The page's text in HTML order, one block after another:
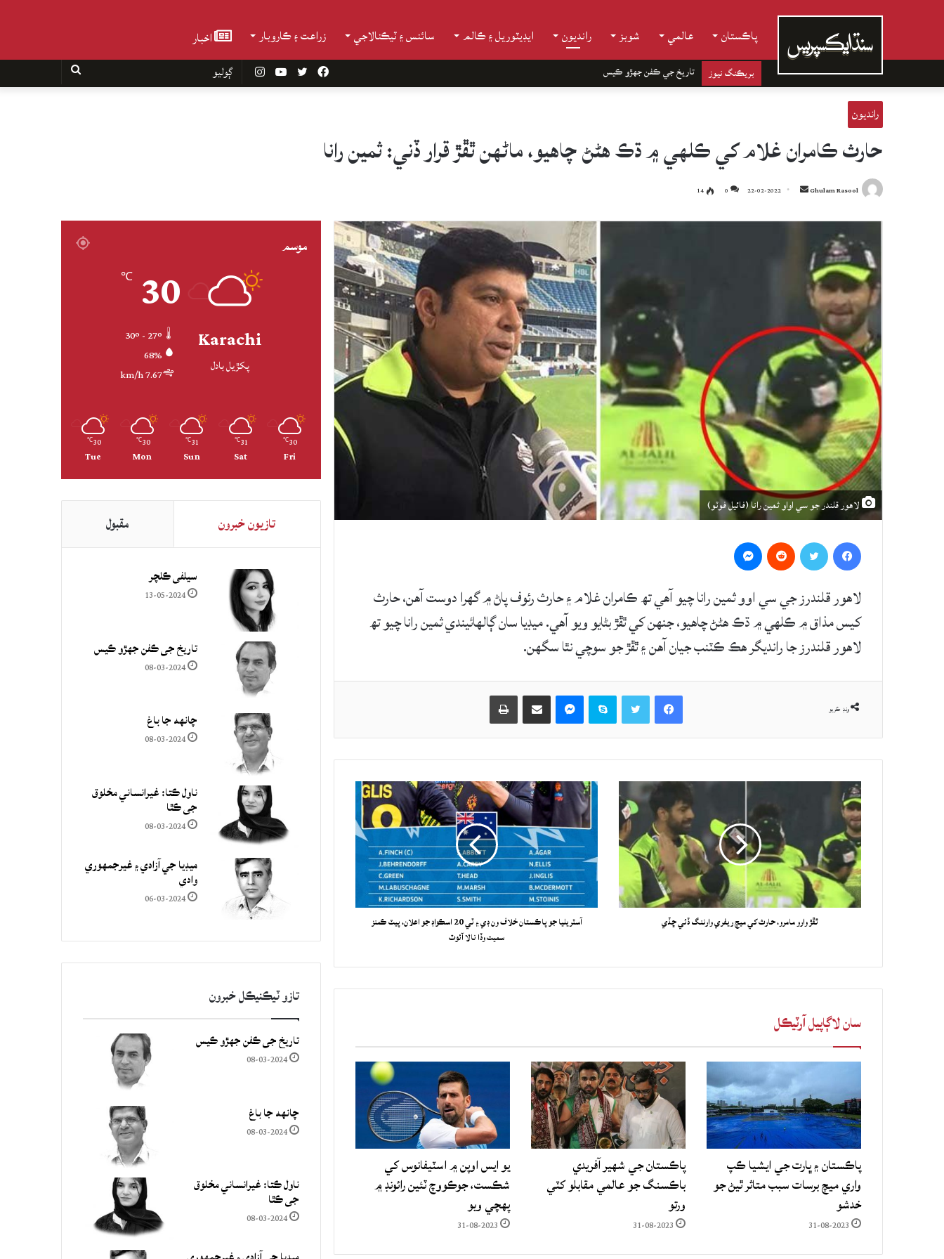
پاڪستان عالمي شوبز رانديون ايڊيٽوريل ۽ ڪالم سائنس ۽ ٽيڪنالاجي زراعت ۽ ڪاروبار اخبار
بريڪنگ نيوز تاريخ جي ڪفن جھڙو ڪيس InstagramYouTube Twitter
Facebook
رانديون
حارث ڪامران غلام کي ڪلهي ۾ ڌڪ هڻڻ چاهيو، ماڻهن ٿڦڙ قرار ڏني: ثمين رانا
Ghulam Rasool
Send
email
22-02-2022
0
14
لاهور قلندر جو سي اواو ثمين رانا (فائيل فوٽو)
لاهور قلندرز جي سي اوو ثمين رانا چيو آهي تھ ڪامران غلام ۽ حارث رئوف پاڻ ۾ گهرا دوست آهن، حارث
کيس مذاق ۾ ڪلهي ۾ ڌڪ هڻڻ چاهيو، جنهن کي ٿڦڙ بڻايو ويو آهي. ميڊيا سان ڳالهائيندي ثمين رانا چيو تھ
لاهور قلندرز جا رانديگر هڪ ڪٽنب جيان آهن ۽ ٿڦڙ جو سوچي نٿا سگهن.
ونڊ ڪريو
Facebook
Skype حصيداري ڪريو اي ميل ذريعي
ٿڦڙ وارو مامرو، حارث کي ميچ ريفري وارننگ ڏئي ڇڏي
آسٽريليا جو پاڪستان خلاف ون ڊي ۽ ٽي 20 اسڪواڊ جو اعلان، پيٽ ڪمنز
سميت وڏا نالا آئوٽ
سان لاڳاپيل آرٽيڪل
پاڪستان ۽ ڀارت جي ايشيا ڪپ
واري ميچ برسات سبب متاثر ٿيڻ جو
خدشو
31-08-2023
پاڪستان جي شهير آفريدي
باڪسنگ جو عالمي مقابلو کٽي
ورتو
31-08-2023
يو ايس اوپن ۾ اسٽيفانوس کي
شڪست، جوڪووچ ٽئين رائونڊ ۾
پهچي ويو
31-08-2023
موسم
Karachi
پکڙيل بادل
30
℃
68%
7.67 km/h
30
℃
Fri
31
℃
Sat
31
℃
Sun
30
℃
Mon
30
℃
Tue
تازيون خبرون مقبول
سيلفي ڪلچر
13-05-2024
تاريخ جي ڪفن جھڙو ڪيس
08-03-2024
چانهه جا باغ
08-03-2024
ناول ڪتا: غيرانساني مخلوق
جي ڪٿا
08-03-2024
ميڊيا جي آزادي ۽ غيرجمھوري
وادي
06-03-2024
تازو ٽيڪنيڪل خبرون
تاريخ جي ڪفن جھڙو ڪيس
08-03-2024
چانهه جا باغ
08-03-2024
ناول ڪتا: غيرانساني مخلوق
جي ڪٿا
08-03-2024